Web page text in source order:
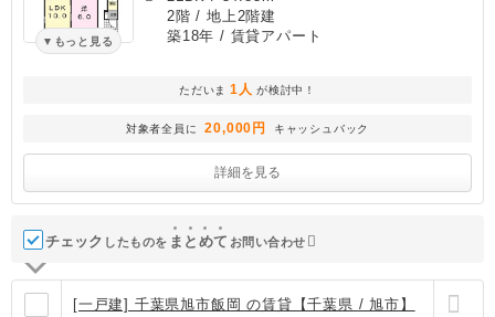
もっと見る
2階 / 地上2階建
築18年 / 賃貸アパート
ただいま 1人 が検討中！
対象者全員に 20,000円 キャッシュバック
詳細を見る
チェック したものを ま と めて お問い合わせ
[一戸建] 千葉県旭市飯岡 の賃貸【千葉県 / 旭市】